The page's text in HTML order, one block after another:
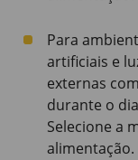
Para
artificiais e
externas
durante o
Selecione a
alimentação.